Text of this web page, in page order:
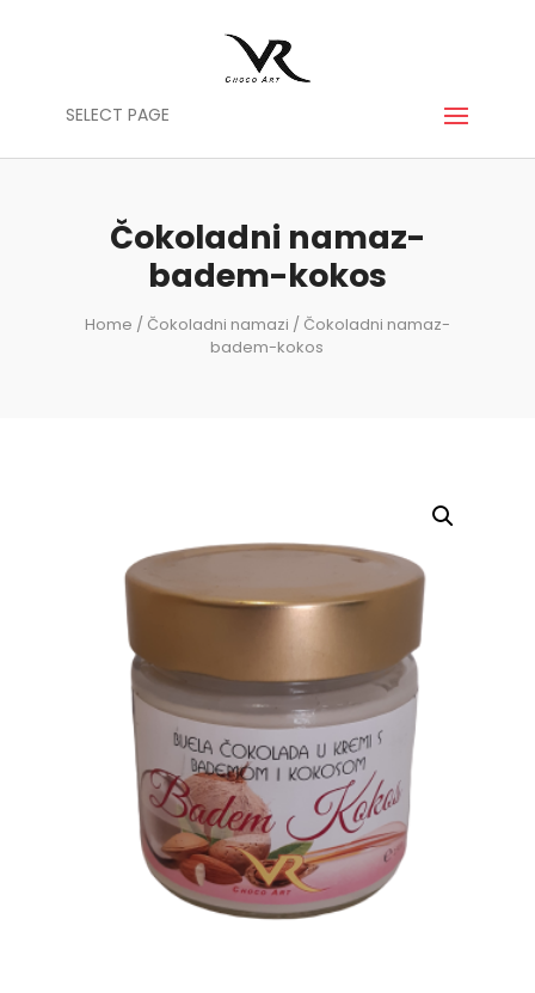
SELECT PAGE
Čokoladni namaz-
badem-kokos
Home / Čokoladni namazi / Čokoladni namaz-
badem-kokos